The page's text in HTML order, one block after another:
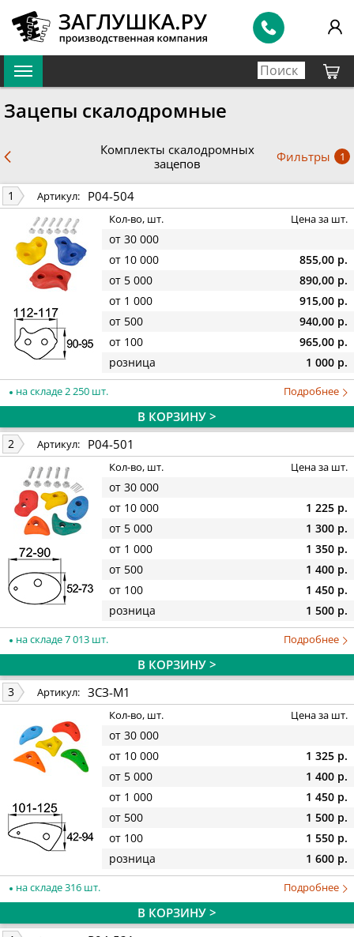
Зацепы скалодромные
Комплекты скалодромных
зацепов
Фильтры 1
1 Артикул: P04-504
Кол-во, шт. Цена за шт.
от 30 000
от 10 000
855,00 р.
от 5 000
890,00 р.
от 1 000
915,00 р.
от 500
940,00 р.
от 100
965,00 р.
розница
1 000 р.
на складе 2 250 шт. Подробнее
В КОРЗИНУ >
2 Артикул: P04-501
Кол-во, шт. Цена за шт.
от 30 000
от 10 000
1 225 р.
от 5 000
1 300 р.
от 1 000
1 350 р.
от 500
1 400 р.
от 100
1 450 р.
розница
1 500 р.
на складе 7 013 шт. Подробнее
В КОРЗИНУ >
3 Артикул: ЗСЗ-М1
Кол-во, шт. Цена за шт.
от 30 000
от 10 000
1 325 р.
от 5 000
1 400 р.
от 1 000
1 450 р.
от 500
1 500 р.
от 100
1 550 р.
розница
1 600 р.
на складе 316 шт. Подробнее
В КОРЗИНУ >